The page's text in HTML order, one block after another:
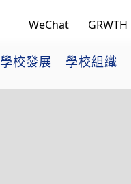
WeChat GRWTH
學校發展 學校組織